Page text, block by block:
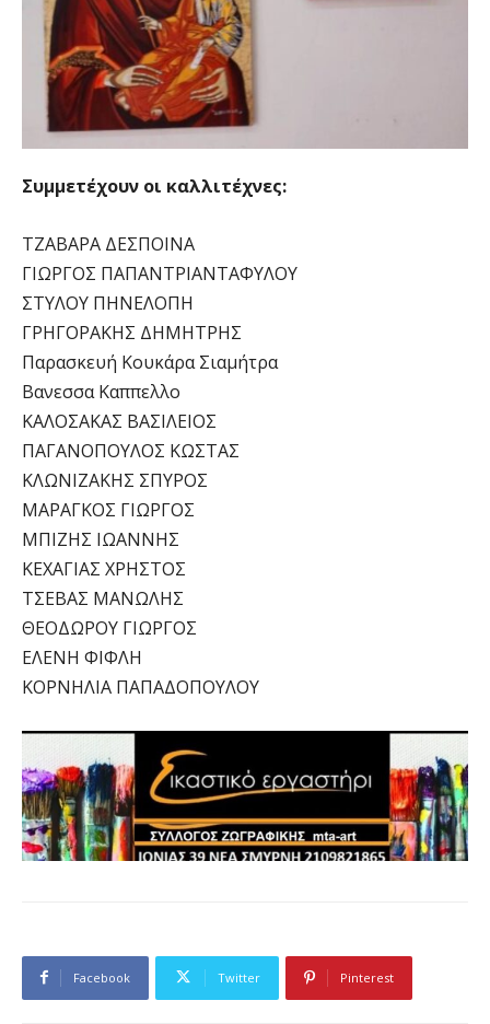
Συμμετέχουν οι καλλιτέχνες:
ΤΖΑΒΑΡΑ ΔΕΣΠΟΙΝΑ
ΓΙΩΡΓΟΣ ΠΑΠΑΝΤΡΙΑΝΤΑΦΥΛΟΥ
ΣΤΥΛΟΥ ΠΗΝΕΛΟΠΗ
ΓΡΗΓΟΡΑΚΗΣ ΔΗΜΗΤΡΗΣ
Παρασκευή Κουκάρα Σιαμήτρα
Βανεσσα Καππελλο
ΚΑΛΟΣΑΚΑΣ ΒΑΣΙΛΕΙΟΣ
ΠΑΓΑΝΟΠΟΥΛΟΣ ΚΩΣΤΑΣ
ΚΛΩΝΙΖΑΚΗΣ ΣΠΥΡΟΣ
ΜΑΡΑΓΚΟΣ ΓΙΩΡΓΟΣ
ΜΠΙΖΗΣ ΙΩΑΝΝΗΣ
ΚΕΧΑΓΙΑΣ ΧΡΗΣΤΟΣ
ΤΣΕΒΑΣ ΜΑΝΩΛΗΣ
ΘΕΟΔΩΡΟΥ ΓΙΩΡΓΟΣ
ΕΛΕΝΗ ΦΙΦΛΗ
ΚΟΡΝΗΛΙΑ ΠΑΠΑΔΟΠΟΥΛΟΥ
Facebook Twitter Pinterest